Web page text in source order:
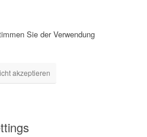
Sie der Verwendung
akzeptieren